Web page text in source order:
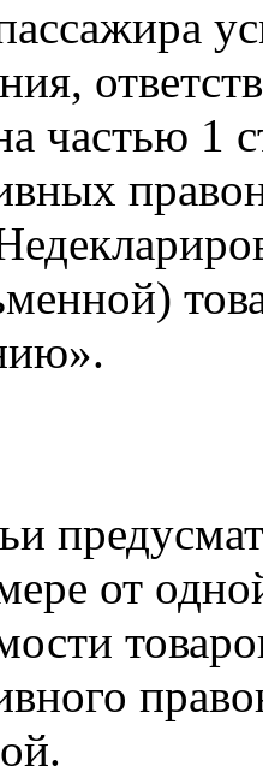
частью 1
от